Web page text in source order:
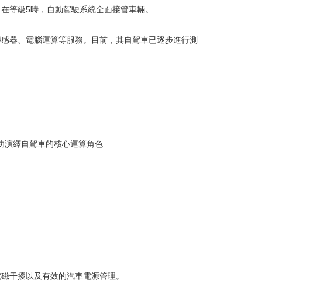
等級5時，自動駕駛系統全面接管車輛。
器、電腦運算等服務。目前，其自駕車已逐步進行測
干擾以及有效的汽車電源管理。